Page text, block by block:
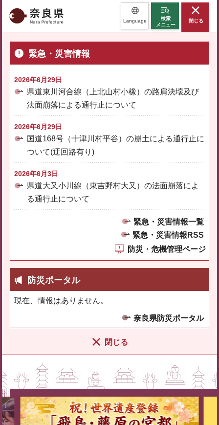
奈良県 Language
検索
メニュー
閉じる
緊急・災害情報
2026年6月29日
県道東川河合線（上北山村小橡）の路肩決壊及び
法面崩落による通行止について
2026年6月29日
国道168号（十津川村平谷）の崩土による通行止に
ついて(迂回路有り)
2026年6月3日
県道大又小川線（東吉野村大又）の法面崩落によ
る通行止について
緊急・災害情報一覧
緊急・災害情報RSS
防災・危機管理ページ
防災ポータル
現在、情報はありません。
奈良県防災ポータル
閉じる